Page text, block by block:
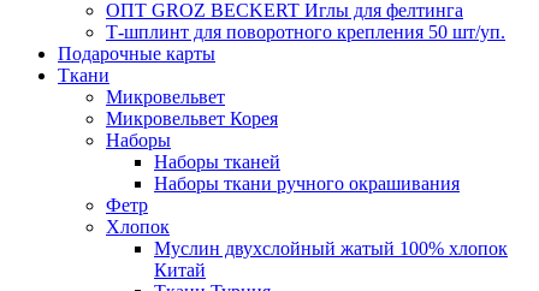
ОПТ GROZ BECKERT Иглы для фелтинга
Т-шплинт для поворотного крепления 50 шт/уп.
Подарочные карты
Ткани
Микровельвет
Микровельвет Корея
Наборы
Наборы тканей
Наборы ткани ручного окрашивания
Фетр
Хлопок
Муслин двухслойный жатый 100% хлопок
Китай